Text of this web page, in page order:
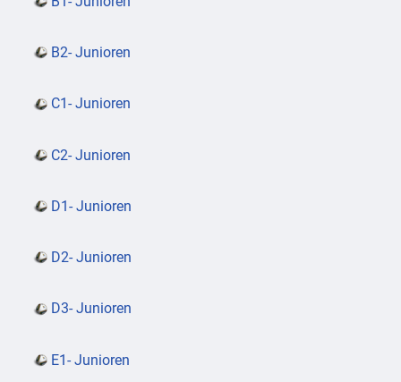
B2- Junioren
C1- Junioren
C2- Junioren
D1- Junioren
D2- Junioren
D3- Junioren
E1- Junioren